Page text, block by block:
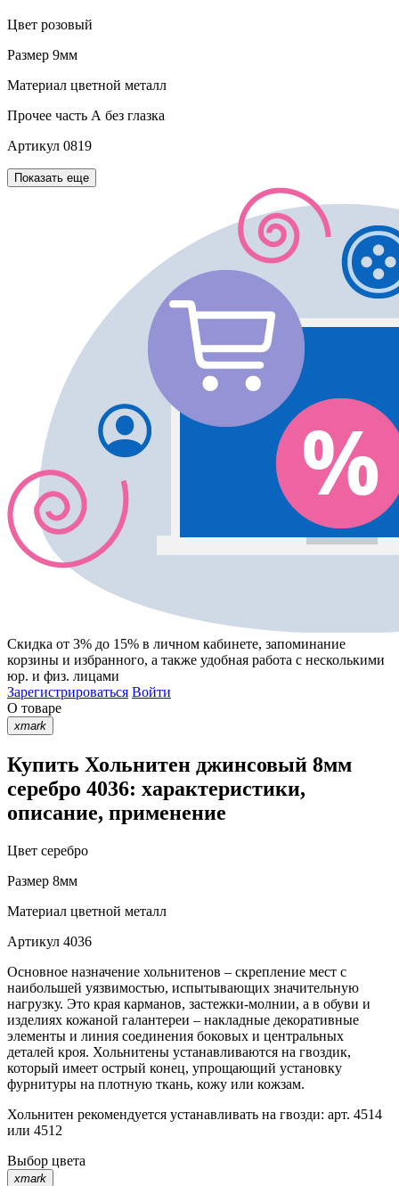
Цвет розовый
Размер 9мм
Материал цветной металл
Прочее часть А без глазка
Артикул 0819
Показать еще
Скидка от 3% до 15% в личном кабинете, запоминание
корзины и избранного, а также удобная работа с несколькими
юр. и физ. лицами
Зарегистрироваться Войти
О товаре
xmark
Купить Хольнитен джинсовый 8мм
серебро 4036: характеристики,
описание, применение
Цвет серебро
Размер 8мм
Материал цветной металл
Артикул 4036
Основное назначение хольнитенов – скрепление мест с
наибольшей уязвимостью, испытывающих значительную
нагрузку. Это края карманов, застежки-молнии, а в обуви и
изделиях кожаной галантереи – накладные декоративные
элементы и линия соединения боковых и центральных
деталей кроя. Хольнитены устанавливаются на гвоздик,
который имеет острый конец, упрощающий установку
фурнитуры на плотную ткань, кожу или кожзам.
Хольнитен рекомендуется устанавливать на гвозди: арт. 4514
или 4512
Выбор цвета
xmark